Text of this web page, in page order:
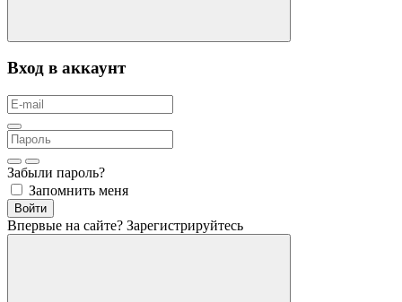
Вход в аккаунт
Забыли пароль?
Запомнить меня
Войти
Впервые на сайте? Зарегистрируйтесь